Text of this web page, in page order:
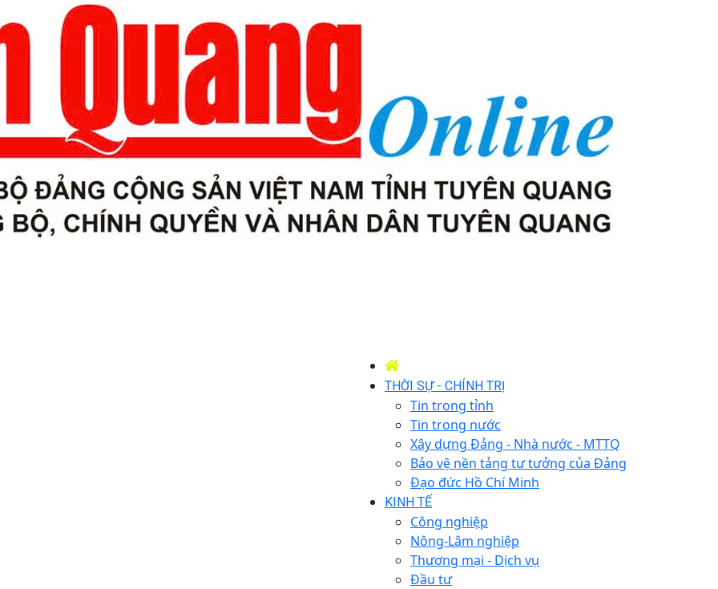
THỜI SỰ - CHÍNH TRỊ
Tin trong tỉnh
Tin trong nước
Xây dựng Đảng - Nhà nước - MTTQ
Bảo vệ nền tảng tư tưởng của Đảng
Đạo đức Hồ Chí Minh
KINH TẾ
Công nghiệp
Nông-Lâm nghiệp
Thương mại - Dịch vụ
Đầu tư